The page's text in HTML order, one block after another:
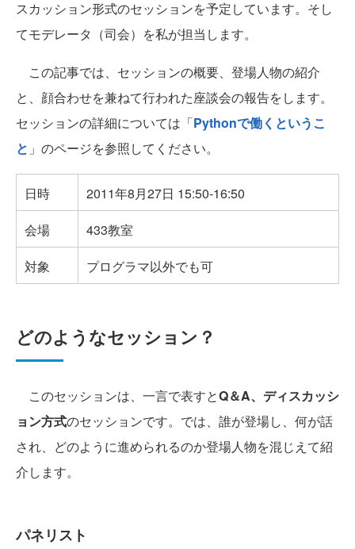
スカッション形式のセッションを予定しています。そし
てモデレータ（司会）を私が担当します。
この記事では、セッションの概要、登場人物の紹介
と、顔合わせを兼ねて行われた座談会の報告をします。
セッションの詳細については「Pythonで働くというこ
と 」のページを参照してください。
日時
2011年8月27日 15:50-16:50
会場
433教室
対象
プログラマ以外でも可
どのようなセッション？
このセッションは、一言で表すとQ＆A、ディスカッシ
ョン方式のセッションです。では、誰が登場し、何が話
され、どのように進められるのか登場人物を混じえて紹
介します。
パネリスト